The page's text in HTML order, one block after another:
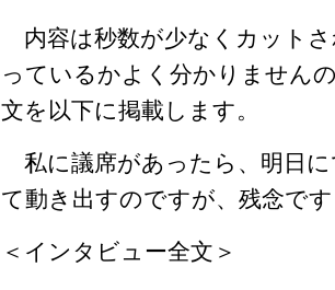
内容は秒数が少なくカット
っているかよく分かりません
文を以下に掲載します。
私に議席があったら、明日
て動き出すのですが、残念で
＜インタビュー全文＞